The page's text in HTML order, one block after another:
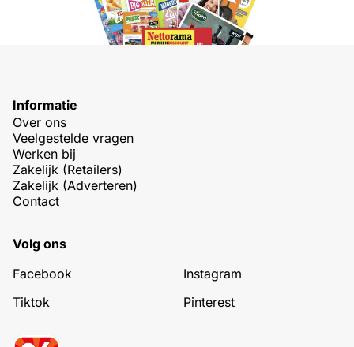
Informatie
Over ons
Veelgestelde vragen
Werken bij
Zakelijk (Retailers)
Zakelijk (Adverteren)
Contact
Volg ons
Facebook
Instagram
Tiktok
Pinterest